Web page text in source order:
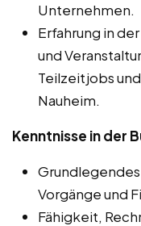
Unternehmen.
Erfahrung in
und
Teilzeitjobs
Nauheim.
Kenntnisse in der
Vorgänge und
Fähigkeit,